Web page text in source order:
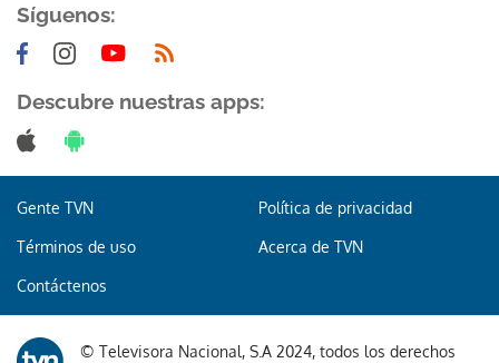
Síguenos:
Descubre nuestras apps:
Gente TVN Política de privacidad
Términos de uso Acerca de TVN
Contáctenos
© Televisora Nacional, S.A 2024, todos los derechos